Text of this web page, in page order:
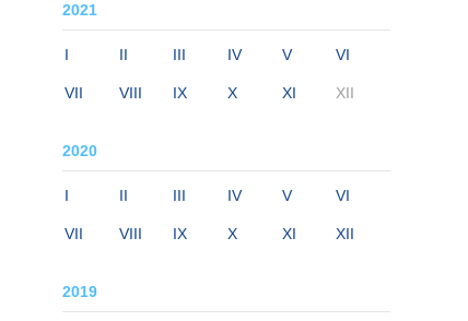
2021
I II III IV V VI
VII VIII IX X XI XII
2020
I II III IV V VI
VII VIII IX X XI XII
2019